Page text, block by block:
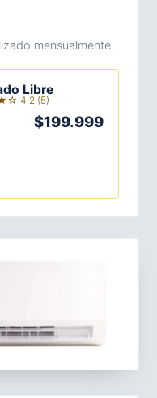
mensualmente.
Libre
4.2 (5)
$199.999